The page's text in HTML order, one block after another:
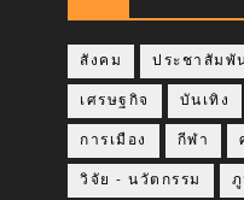
สังคม ประชาสัมพั
เศรษฐกิจ บันเทิง
การเมือง กีฬา
วิจัย - นวัตกรรม